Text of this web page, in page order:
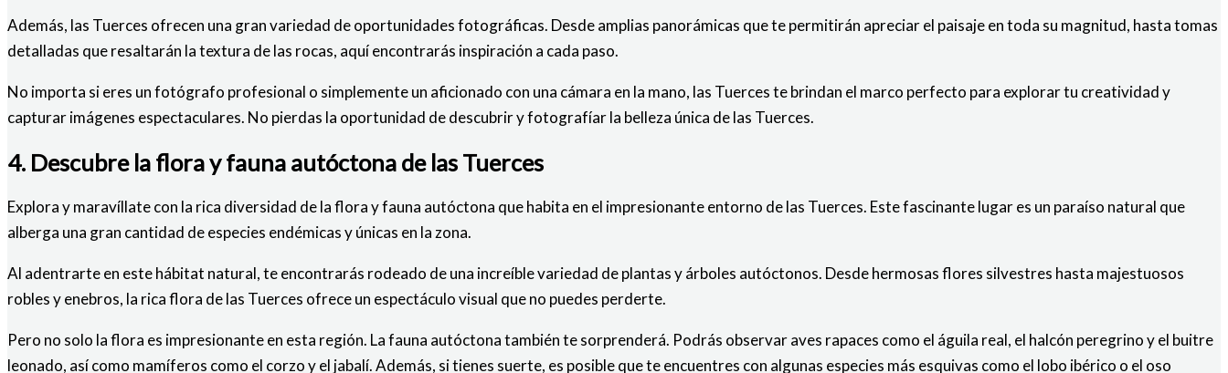
Además, las Tuerces ofrecen una gran variedad de oportunidades fotográficas. Desde amplias panorámicas que te permitirán apreciar el paisaje en toda su magnitud, hasta tomas
detalladas que resaltarán la textura de las rocas, aquí encontrarás inspiración a cada paso.
No importa si eres un fotógrafo profesional o simplemente un aficionado con una cámara en la mano, las Tuerces te brindan el marco perfecto para explorar tu creatividad y
capturar imágenes espectaculares. No pierdas la oportunidad de descubrir y fotografíar la belleza única de las Tuerces.
4. Descubre la flora y fauna autóctona de las Tuerces
Explora y maravíllate con la rica diversidad de la flora y fauna autóctona que habita en el impresionante entorno de las Tuerces. Este fascinante lugar es un paraíso natural que
alberga una gran cantidad de especies endémicas y únicas en la zona.
Al adentrarte en este hábitat natural, te encontrarás rodeado de una increíble variedad de plantas y árboles autóctonos. Desde hermosas flores silvestres hasta majestuosos
robles y enebros, la rica flora de las Tuerces ofrece un espectáculo visual que no puedes perderte.
Pero no solo la flora es impresionante en esta región. La fauna autóctona también te sorprenderá. Podrás observar aves rapaces como el águila real, el halcón peregrino y el buitre
leonado, así como mamíferos como el corzo y el jabalí. Además, si tienes suerte, es posible que te encuentres con algunas especies más esquivas como el lobo ibérico o el oso